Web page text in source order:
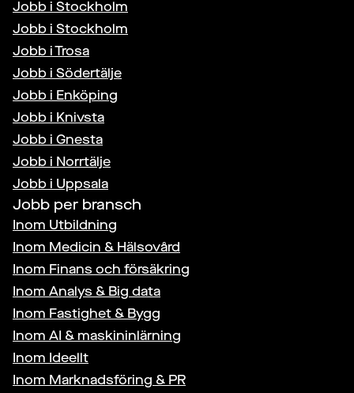
Jobb i Stockholm
Jobb i Stockholm
Jobb iTrosa
Jobb i Södertälje
Jobb i Enköping
Jobb i Knivsta
Jobb i Gnesta
Jobb i Norrtälje
Jobb i Uppsala
Jobb per bransch
Inom Utbildning
Inom Medicin & Hälsovård
Inom Finans och försäkring
Inom Analys & Big data
Inom Fastighet & Bygg
Inom AI & maskininlärning
Inom Ideellt
Inom Marknadsföring & PR